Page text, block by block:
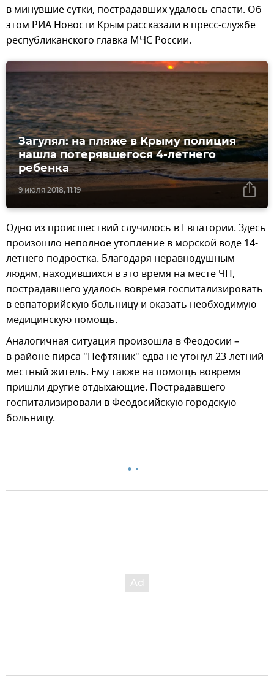
в минувшие сутки, пострадавших удалось спасти. Об
этом РИА Новости Крым рассказали в пресс-службе
республиканского главка МЧС России.
9 июля 2018, 11:19
Загулял: на пляже в Крыму полиция
нашла потерявшегося 4-летнего
ребенка
Одно из происшествий случилось в Евпатории. Здесь
произошло неполное утопление в морской воде 14-
летнего подростка. Благодаря неравнодушным
людям, находившихся в это время на месте ЧП,
пострадавшего удалось вовремя госпитализировать
в евпаторийскую больницу и оказать необходимую
медицинскую помощь.
Аналогичная ситуация произошла в Феодосии –
в районе пирса "Нефтяник" едва не утонул 23-летний
местный житель. Ему также на помощь вовремя
пришли другие отдыхающие. Пострадавшего
госпитализировали в Феодосийскую городскую
больницу.